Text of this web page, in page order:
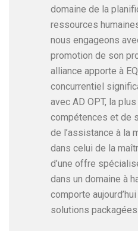
domaine de la
ressources
nous engageons
promotion de son
alliance apporte à
concurrentiel
avec AD OPT, la
compétences et de
de l’assistance à la
dans celui de la
d’une offre
dans un domaine à
comporte
solutions packagées